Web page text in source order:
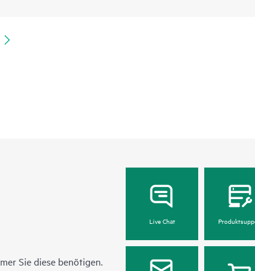
Sie diese benötigen.
Live Chat